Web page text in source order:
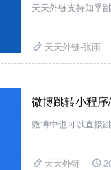
天天外链支持知乎
天天外链-张雨
微博跳转小程
微博中也可以直接
天天外链